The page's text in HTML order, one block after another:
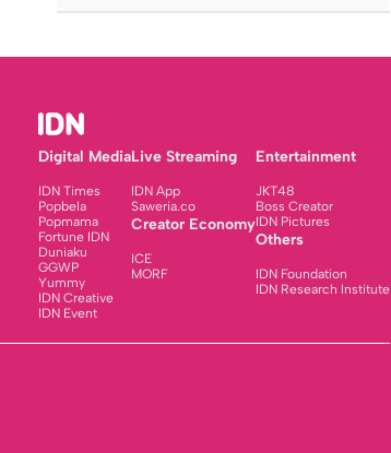
Digital Media
IDN Times
Popbela
Popmama
Fortune IDN
Duniaku
GGWP
Yummy
IDN Creative
IDN Event
Live Streaming
IDN App
Saweria.co
Creator Economy
ICE
MORF
Entertainment
JKT48
Boss Creator
IDN Pictures
Others
IDN Foundation
IDN Research Institute